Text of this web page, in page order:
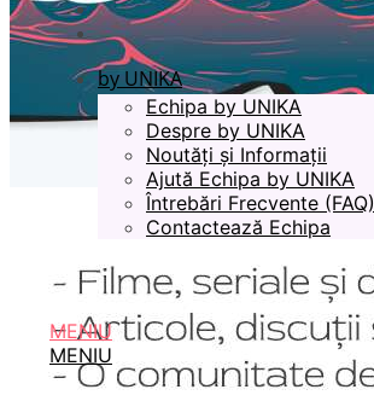
by UNIKA
Echipa by UNIKA
Despre by UNIKA
Noutăți și Informații
Ajută Echipa by UNIKA
Întrebări Frecvente (FAQ)
Contactează Echipa
MENIU
MENIU